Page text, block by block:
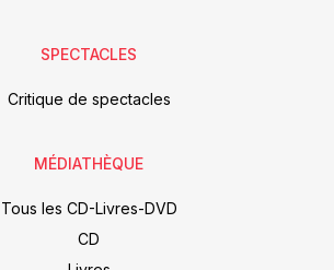
SPECTACLES
Critique de spectacles
MÉDIATHÈQUE
Tous les CD-Livres-DVD
CD